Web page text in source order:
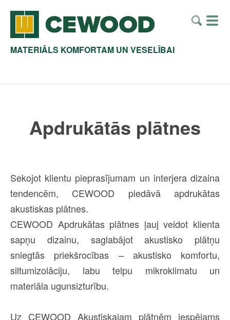
MATERIĀLS KOMFORTAM UN VESELĪBAI
Apdrukātās plātnes
Sekojot klientu pieprasījumam un interjera dizaina
tendencēm, CEWOOD piedāvā apdrukātas
akustiskas plātnes.
CEWOOD Apdrukātas plātnes ļauj veidot klienta
sapņu dizainu, saglabājot akustisko plātņu
sniegtās priekšrocības – akustisko komfortu,
siltumizolāciju, labu telpu mikroklimatu un
materiāla ugunsizturību.
Uz CEWOOD Akustiskajam plātnēm iespējams